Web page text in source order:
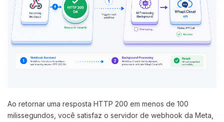
Ao retornar uma resposta HTTP 200 em menos de 100
milissegundos, você satisfaz o servidor de webhook da Meta,